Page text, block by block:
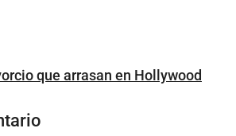
que arrasan en Hollywood